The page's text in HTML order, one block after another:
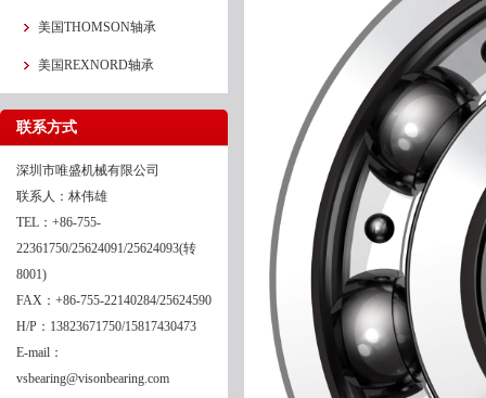
美国THOMSON轴承
美国REXNORD轴承
联系方式
深圳市唯盛机械有限公司
联系人：林伟雄
TEL：+86-755-
22361750/25624091/25624093(转
8001)
FAX：+86-755-22140284/25624590
H/P：13823671750/15817430473
E-mail：
vsbearing@visonbearing.com